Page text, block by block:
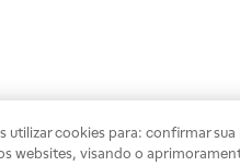
utilizar cookies para: confirmar
websites, visando o